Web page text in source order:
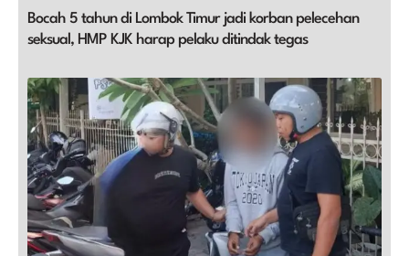
Bocah 5 tahun di Lombok Timur jadi korban pelecehan
seksual, HMP KJK harap pelaku ditindak tegas